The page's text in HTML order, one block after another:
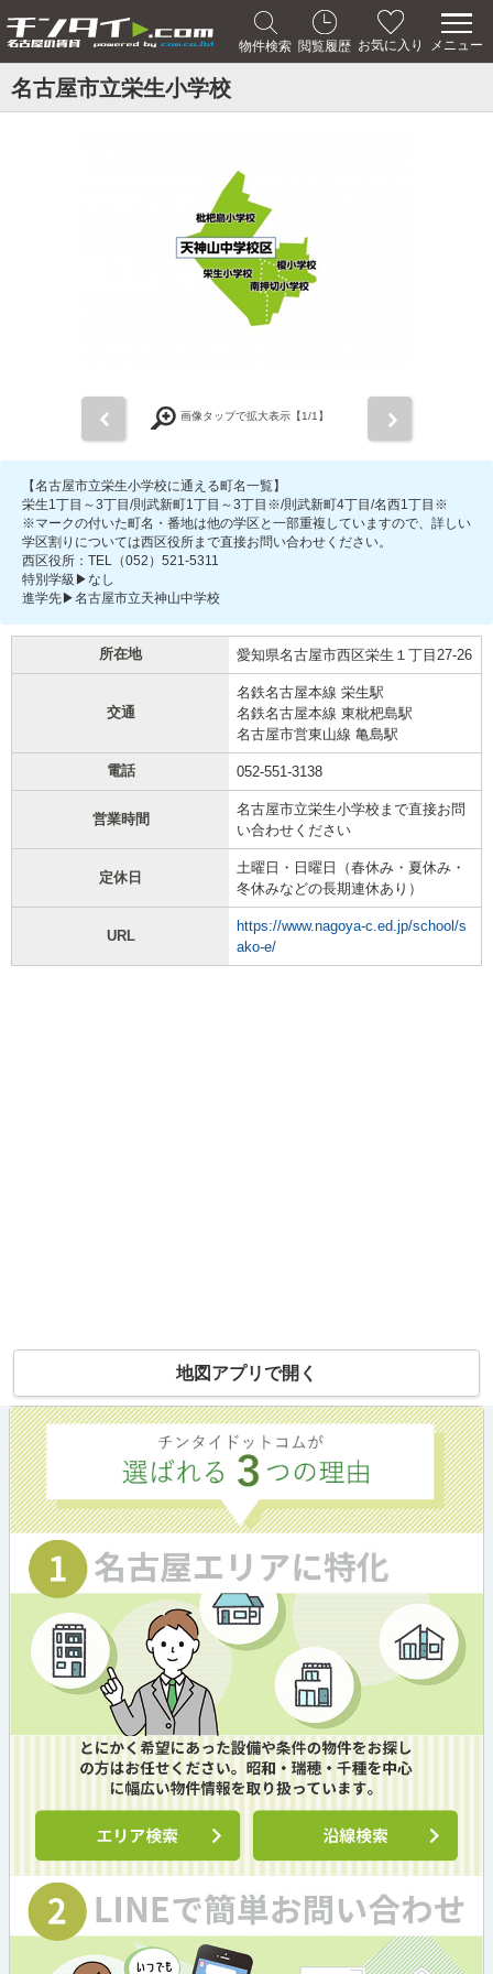
物件検索 閲覧履歴 お気に入り メニュー
名古屋市立栄生小学校
画像タップで拡大表示【1/1】
【名古屋市立栄生小学校に通える町名一覧】
栄生1丁目～3丁目/則武新町1丁目～3丁目※/則武新町4丁目/名西1丁目※
※マークの付いた町名・番地は他の学区と一部重複していますので、詳しい
学区割りについては西区役所まで直接お問い合わせください。
西区役所：TEL（052）521-5311
特別学級▶なし
進学先▶名古屋市立天神山中学校
所在地 愛知県名古屋市西区栄生１丁目27-26
交通
名鉄名古屋本線 栄生駅
名鉄名古屋本線 東枇杷島駅
名古屋市営東山線 亀島駅
電話 052-551-3138
営業時間
名古屋市立栄生小学校まで直接お問
い合わせください
定休日
土曜日・日曜日（春休み・夏休み・
冬休みなどの長期連休あり）
URL
https://www.nagoya-c.ed.jp/school/s
ako-e/
地図アプリで開く